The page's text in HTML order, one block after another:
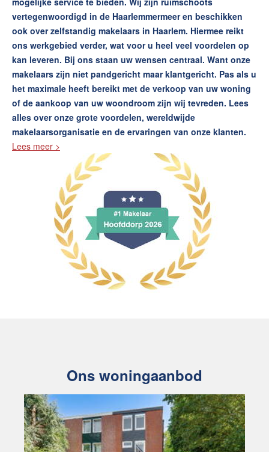
vertegenwoordigd in de Haarlemmermeer en beschikken
ook over zelfstandig makelaars in Haarlem. Hiermee reikt
ons werkgebied verder, wat voor u heel veel voordelen op
kan leveren. Bij ons staan uw wensen centraal. Want onze
makelaars zijn niet pandgericht maar klantgericht. Pas als u
het maximale heeft bereikt met de verkoop van uw woning
of de aankoop van uw woondroom zijn wij tevreden. Lees
alles over onze grote voordelen, wereldwijde
makelaarsorganisatie en de ervaringen van onze klanten.
Lees meer >
Ons woningaanbod